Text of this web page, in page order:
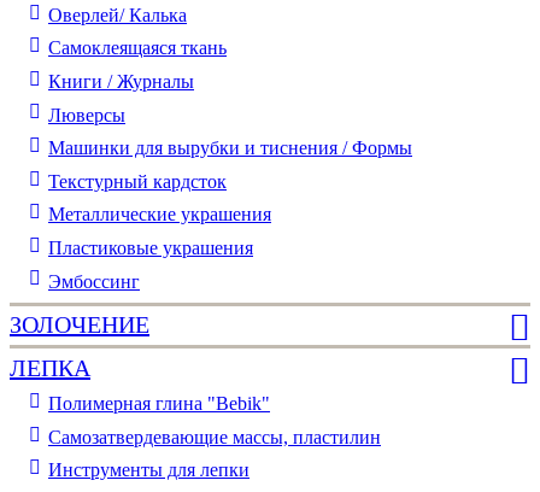
Оверлей/ Калька
Самоклеящаяся ткань
Книги / Журналы
Люверсы
Машинки для вырубки и тиснения / Формы
Текстурный кардсток
Металлические украшения
Пластиковые украшения
Эмбоссинг
ЗОЛОЧЕНИЕ
ЛЕПКА
Полимерная глина "Bebik"
Самозатвердевающие массы, пластилин
Инструменты для лепки